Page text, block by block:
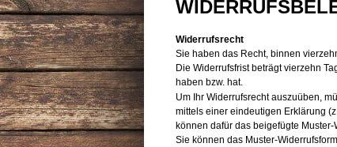
Widerrufsrecht
Sie haben das Recht, binnen
Die Widerrufsfrist beträgt vierzehn
haben bzw. hat.
Um Ihr Widerrufsrecht auszuüben,
mittels einer eindeutigen Erklärung
können dafür das beigefügte
Sie können das Muster-